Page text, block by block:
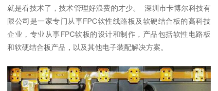
就是看技术了，技术管理好浪费的才少。 深圳市卡博尔科技有
限公司是一家专门从事FPC软性线路板及软硬结合板的高科技
企业，专业从事FPC软板的设计和制作，产品包括软性电路板
和软硬结合板产品，以及其他电子装配解决方案。